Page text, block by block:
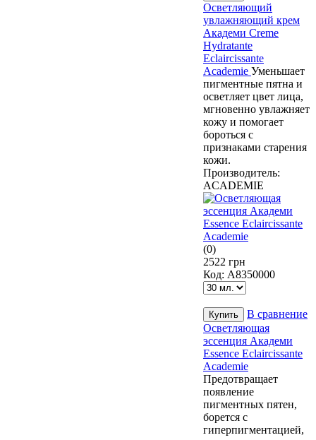
Осветляющий
увлажняющий крем
Академи Creme
Hydratante
Eclaircissante
Academie Уменьшает
пигментные пятна и
осветляет цвет лица,
мгновенно увлажняет
кожу и помогает
бороться с
признаками старения
кожи.
Производитель:
ACADEMIE
(0)
2522 грн
Код: А8350000
В сравнение
Осветляющая
эссенция Академи
Essence Eclaircissante
Academie
Предотвращает
появление
пигментных пятен,
борется с
гиперпигментацией,